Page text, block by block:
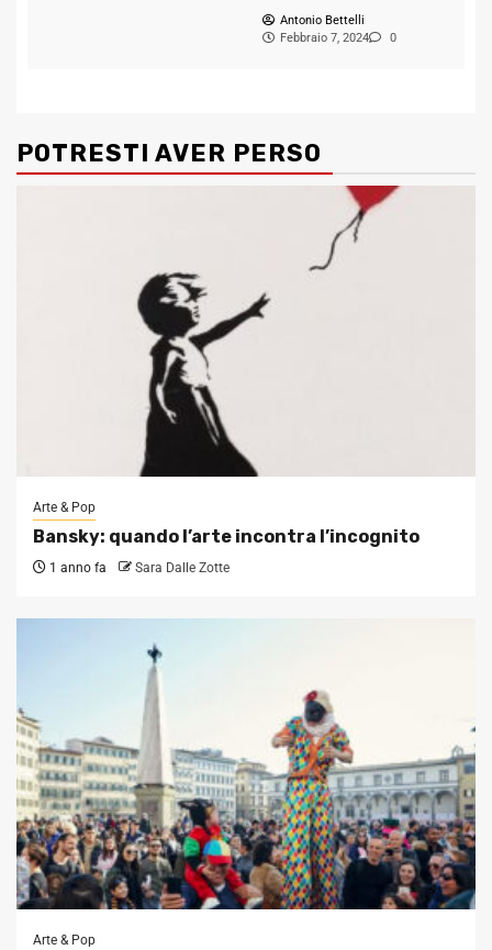
Antonio Bettelli
Febbraio 7, 2024
0
POTRESTI AVER PERSO
Arte & Pop
Bansky: quando l’arte incontra l’incognito
1 anno fa Sara Dalle Zotte
Arte & Pop